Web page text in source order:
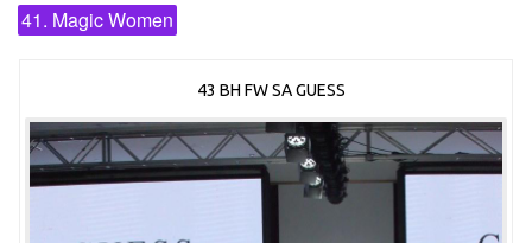
41. Magic Women
43 BH FW SA GUESS